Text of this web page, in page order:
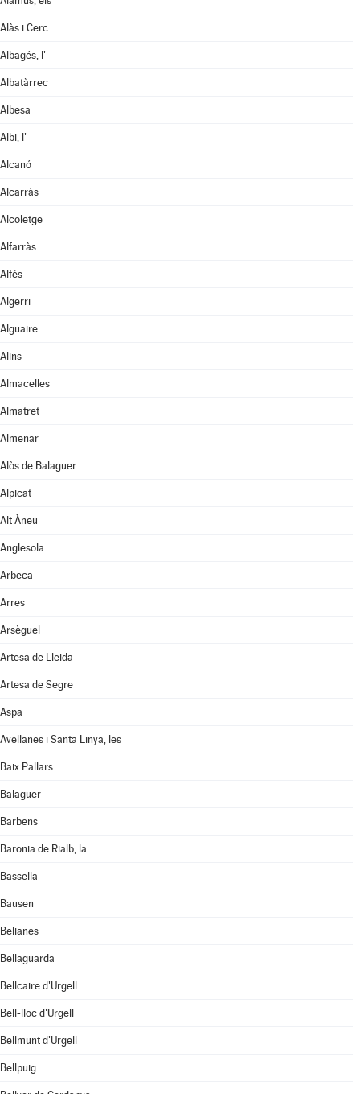
Alàs i Cerc
Albagés, l'
Albatàrrec
Albesa
Albi, l'
Alcanó
Alcarràs
Alcoletge
Alfarràs
Alfés
Algerri
Alguaire
Alins
Almacelles
Almatret
Almenar
Alòs de Balaguer
Alpicat
Alt Àneu
Anglesola
Arbeca
Arres
Arsèguel
Artesa de Lleida
Artesa de Segre
Aspa
Avellanes i Santa Linya, les
Baix Pallars
Balaguer
Barbens
Baronia de Rialb, la
Bassella
Bausen
Belianes
Bellaguarda
Bellcaire d'Urgell
Bell-lloc d'Urgell
Bellmunt d'Urgell
Bellpuig